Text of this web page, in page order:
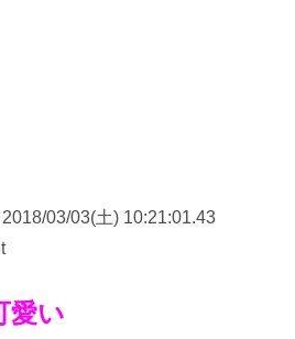
2018/03/03(土) 10:21:01.43
愛い